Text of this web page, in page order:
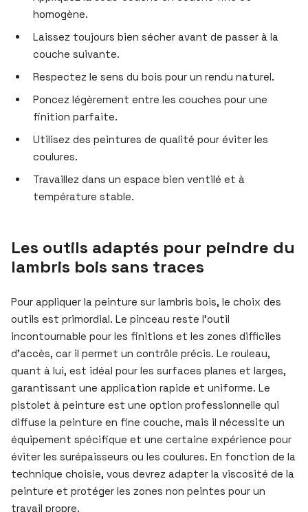
homogène.
Laissez toujours bien sécher avant de passer à la
couche suivante.
Respectez le sens du bois pour un rendu naturel.
Poncez légèrement entre les couches pour une
finition parfaite.
Utilisez des peintures de qualité pour éviter les
coulures.
Travaillez dans un espace bien ventilé et à
température stable.
Les outils adaptés pour peindre du
lambris bois sans traces
Pour appliquer la peinture sur lambris bois, le choix des
outils est primordial. Le pinceau reste l’outil
incontournable pour les finitions et les zones difficiles
d’accès, car il permet un contrôle précis. Le rouleau,
quant à lui, est idéal pour les surfaces planes et larges,
garantissant une application rapide et uniforme. Le
pistolet à peinture est une option professionnelle qui
diffuse la peinture en fine couche, mais il nécessite un
équipement spécifique et une certaine expérience pour
éviter les surépaisseurs ou les coulures. En fonction de la
technique choisie, vous devrez adapter la viscosité de la
peinture et protéger les zones non peintes pour un
travail propre.